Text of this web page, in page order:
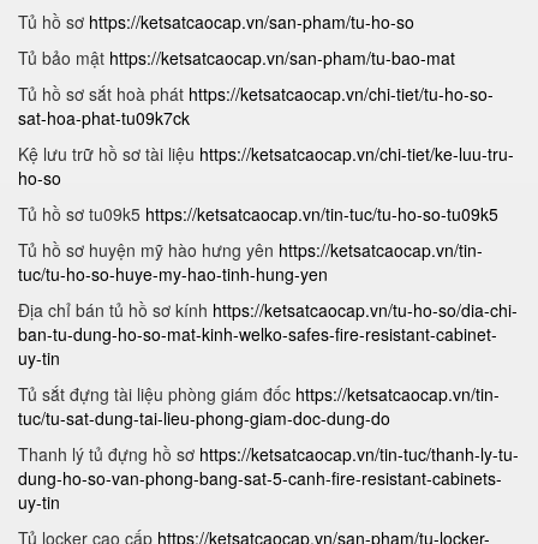
Tủ hồ sơ https://ketsatcaocap.vn/san-pham/tu-ho-so
Tủ bảo mật https://ketsatcaocap.vn/san-pham/tu-bao-mat
Tủ hồ sơ sắt hoà phát https://ketsatcaocap.vn/chi-tiet/tu-ho-so-
sat-hoa-phat-tu09k7ck
Kệ lưu trữ hồ sơ tài liệu https://ketsatcaocap.vn/chi-tiet/ke-luu-tru-
ho-so
Tủ hồ sơ tu09k5 https://ketsatcaocap.vn/tin-tuc/tu-ho-so-tu09k5
Tủ hồ sơ huyện mỹ hào hưng yên https://ketsatcaocap.vn/tin-
tuc/tu-ho-so-huye-my-hao-tinh-hung-yen
Địa chỉ bán tủ hồ sơ kính https://ketsatcaocap.vn/tu-ho-so/dia-chi-
ban-tu-dung-ho-so-mat-kinh-welko-safes-fire-resistant-cabinet-
uy-tin
Tủ sắt đựng tài liệu phòng giám đốc https://ketsatcaocap.vn/tin-
tuc/tu-sat-dung-tai-lieu-phong-giam-doc-dung-do
Thanh lý tủ đựng hồ sơ https://ketsatcaocap.vn/tin-tuc/thanh-ly-tu-
dung-ho-so-van-phong-bang-sat-5-canh-fire-resistant-cabinets-
uy-tin
Tủ locker cao cấp https://ketsatcaocap.vn/san-pham/tu-locker-